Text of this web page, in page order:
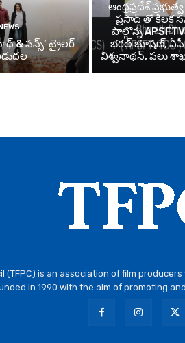
NEWS
& సన్స్’ ట్రైలర్
ఆంధ్రప్రదేశ్
ప్రసాద్ తో కీలక
పాల్గొన్న
భరత్ భూషణ్, ఏపీ
విశ్వనాథన్, పలు
(TFPC) is an association of film
in 1990 with the aim of promoting